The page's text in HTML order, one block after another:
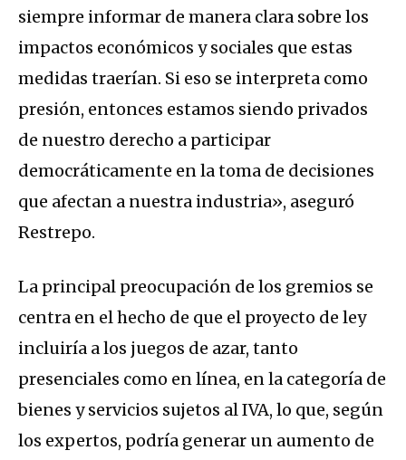
siempre informar de manera clara sobre los
impactos económicos y sociales que estas
medidas traerían. Si eso se interpreta como
presión, entonces estamos siendo privados
de nuestro derecho a participar
democráticamente en la toma de decisiones
que afectan a nuestra industria», aseguró
Restrepo.
La principal preocupación de los gremios se
centra en el hecho de que el proyecto de ley
incluiría a los juegos de azar, tanto
presenciales como en línea, en la categoría de
bienes y servicios sujetos al IVA, lo que, según
los expertos, podría generar un aumento de